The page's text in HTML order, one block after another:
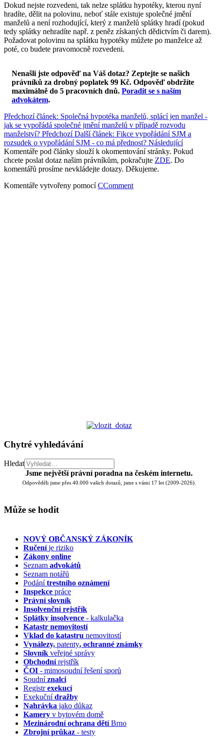
Dokud nejste rozvedeni, tak nelze splátku hypotéky, kterou nyní
hradíte, dělit na polovinu, neboť stále existuje společné jmění
manželů a není rozhodující, který z manželů splátky hradí (pokud
tedy splátky nehradíte např. z peněz získaných dědictvím či darem).
Požadovat polovinu na splátku hypotéky můžete po manželce až
poté, co budete pravomocně rozvedeni.
Nenašli jste odpověď na Váš dotaz? Zeptejte se našich
právníků za drobný poplatek 99 Kč. Odpověď obdržíte
maximálně do 5 pracovních dnů. Poradit se s naším
advokátem.
Předchozí článek: Společná hypotéka manželů, splácí jen manžel -
jak se vypořádá společné jmění manželů v případě rozvodu
manželství? Předchozí Další článek: Fikce vypořádání SJM a
rozsudek o vypořádání SJM - co má přednost? Následující
Komentáře pod články slouží k okomentování stránky. Pokud
chcete poslat dotaz našim právníkům, pokračujte ZDE. Do
komentářů prosíme nevkládejte dotazy. Děkujeme.
Komentáře vytvořeny pomocíCComment
Chytré vyhledávání
Hledat
Jsme největší právní poradna na českém internetu.
Odpověděli jsme přes 40.000 vašich dotazů, jsme s vámi 17 let (2009-2026).
Může se hodit
NOVÝ OBČANSKÝ ZÁKONÍK
Ručeníje riziko
Zákony online
Seznam advokátů
Seznam notářů
Podánítrestního oznámení
Inspekce práce
Právní slovník
Insolvenčnírejstřík
Splátky insolvence - kalkulačka
Katastr nemovitostí
Vklad do katastru nemovitostí
Vynálezy, patenty, ochranné známky
Slovník veřejné správy
Obchodnírejstřík
ČOI - mimosoudní řešení sporů
Soudníznalci
Registrexekucí
Exekučnídražby
Nahrávka jako důkaz
Kamery v bytovém domě
Mezinárodní ochrana dětíBrno
Zbrojní průkaz - testy